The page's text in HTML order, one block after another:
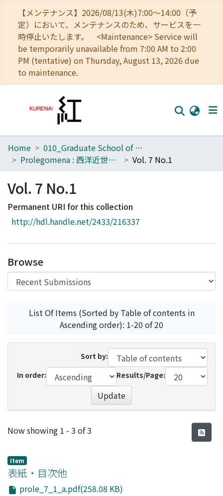
【メンテナンス】2026/08/13(木)7:00～14:00（予
定）において、メンテナンスのため、サービスを一
時停止いたします。 <Maintenance> Service will
be temporarily unavailable from 7:00 AM to 2:00
PM (tentative) on Thursday, August 13, 2026 due
to maintenance.
Home
Browse
Download Ranking
Access Statistics
Home
010_Graduate School of Letters
Prolegomena : 西洋近世哲学史研究室紀要
Vol. 7 No.1
Vol. 7 No.1
Permanent URI for this collection
http://hdl.handle.net/2433/216337
Browse
List Of Items (Sorted by Table of contents in
Ascending order): 1-20 of 20
Sort by:
In order:
Results/Page:
Update
Recent Submissions
Now showing 1 - 3 of 3
Item
表紙・目次他
prole_7_1_a.pdf(258.08 KB)